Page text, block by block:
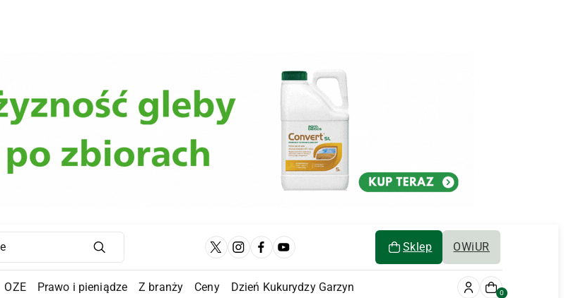
Sklep OWiUR
Main Navigation
OZE Prawo i pieniądze Z branży Ceny Dzień Kukurydzy Garzyn 0